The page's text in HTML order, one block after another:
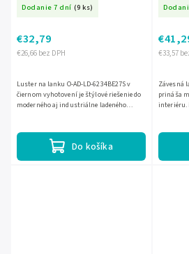
Dodanie 7 dní (9 ks)
€26,66 bez DPH
€32,79
Do košíka
Luster na lanku O-AD-LD-6234BE27S v
čiernom vyhotovení je štýlové riešenie do
moderného aj industriálne ladeného
€33,57
Závesná
prináša
interiéru.